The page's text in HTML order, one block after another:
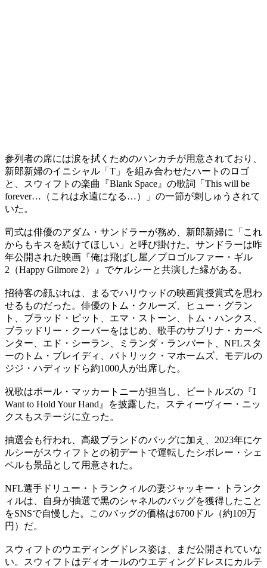
参列者の席には涙を拭くためのハンカチが用意されており、
新郎新婦のイニシャル「T」を組み合わせたハートのロゴ
と、スウィフトの楽曲『Blank Space』の歌詞「This will be
forever…（これは永遠になる…）」の一節が刺しゅうされて
いた。
司式は俳優のアダム・サンドラーが務め、新郎新婦に「これ
からもキスを続けてほしい」と呼び掛けた。サンドラーは昨
年公開された映画『俺は飛ばし屋／プロゴルファー・ギル
2（Happy Gilmore 2）』でケルシーと共演した縁がある。
招待客の顔ぶれは、まるでハリウッドの映画賞授賞式を思わ
せるものだった。俳優のトム・クルーズ、ヒュー・グラン
ト、ブラッド・ピット、エマ・ストーン、トム・ハンクス、
ブラッドリー・クーパーをはじめ、歌手のサブリナ・カーペ
ンター、エド・シーラン、ミランダ・ランバート、NFLスタ
ーのトム・ブレイディ、パトリック・マホームズ、モデルの
ジジ・ハディッドら約1000人が出席した。
祝歌はポール・マッカートニーが担当し、ビートルズの『I
Want to Hold Your Hand』を披露した。スティーヴィー・ニッ
クスもステージに立った。
抽選会も行われ、高級ブランドのバッグに加え、2023年にケ
ルシーがスウィフトとの初デートで運転したシボレー・シェ
ベルも景品として用意された。
NFL選手ドリュー・トランクィルの妻ジャッキー・トランク
ィルは、自身が抽選で黒のシャネルのバッグを獲得したこと
をSNSで自慢した。このバッグの価格は6700ドル（約109万
円）だ。
スウィフトのウエディングドレス姿は、まだ公開されていな
い。スウィフトはディオールのウエディングドレスにカルテ